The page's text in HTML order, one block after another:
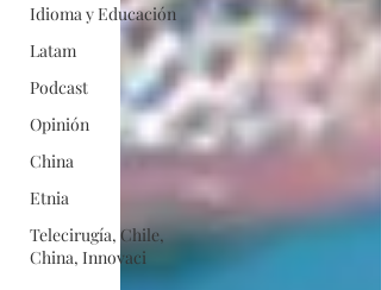
Idioma y Educación
Latam
Podcast
Opinión
China
Etnia
Telecirugía, Chile,
China, Innovaci